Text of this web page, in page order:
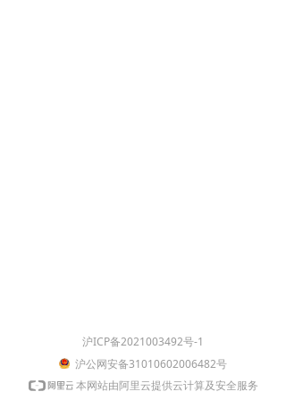
沪ICP备2021003492号-1
沪公网安备31010602006482号
本网站由阿里云提供云计算及安全服务